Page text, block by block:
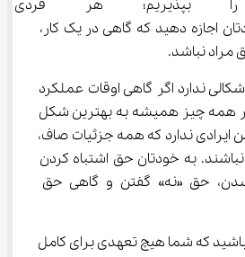
بپذیریم؛ هر فردی
اجازه دهید که گاهی در یک کار،
مراد نباشد.
ندارد اگر گاهی اوقات عملکرد
همه چیز همیشه به بهترین شکل
ایرادی ندارد که همه جزئیات صاف،
به خودتان حق اشتباه کردن
حق «نه» گفتن و گاهی حق
که شما هیچ تعهدی برای کامل